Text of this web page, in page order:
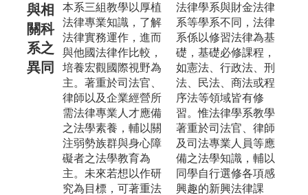
與相
關科
系之
異同
本系三組教學以厚植
法律專業知識，了解
法律實務運作，進而
與他國法律作比較，
培養宏觀國際視野為
主。著重於司法官、
律師以及企業經營所
需法律專業人才應備
之法學素養，輔以關
注弱勢族群與身心障
礙者之法學教育為
主。未來若想以作研
究為目標，可著重法
法律學系與財金法律
系等學系不同，法律
系係以修習法律為基
礎，基礎必修課程，
如憲法、行政法、刑
法、民法、商法或程
序法等領域皆有修
習。惟法律學系教學
著重於司法官、律師
及司法專業人員等應
備之法學知識，輔以
同學自行選修各項感
興趣的新興法律課